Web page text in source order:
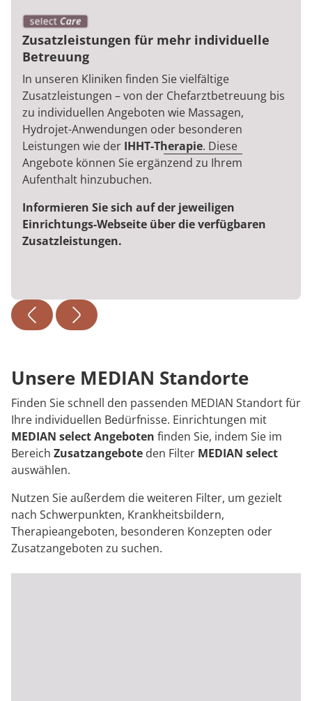
Zusatzleistungen für mehr individuelle
Betreuung
In unseren Kliniken finden Sie vielfältige
Zusatzleistungen – von der Chefarztbetreuung bis
zu individuellen Angeboten wie Massagen,
Hydrojet-Anwendungen oder besonderen
Leistungen wie der IHHT-Therapie. Diese
Angebote können Sie ergänzend zu Ihrem
Aufenthalt hinzubuchen.
Informieren Sie sich auf der jeweiligen
Einrichtungs-Webseite über die verfügbaren
Zusatzleistungen.
Unsere MEDIAN Standorte
Finden Sie schnell den passenden MEDIAN Standort für
Ihre individuellen Bedürfnisse. Einrichtungen mit
MEDIAN selectAngeboten finden Sie, indem Sie im
Bereich Zusatzangebote den Filter MEDIAN select
auswählen.
Nutzen Sie außerdem die weiteren Filter, um gezielt
nach Schwerpunkten, Krankheitsbildern,
Therapieangeboten, besonderen Konzepten oder
Zusatzangeboten zu suchen.